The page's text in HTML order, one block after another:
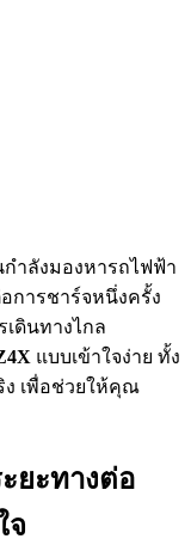
ำลังมองหารถไฟฟ้า
การชาร์จหนึ่งครั้ง
เดินทางไกล
แบบเข้าใจง่าย ทั้ง
ง เพื่อช่วยให้คุณ
ยะทางต่อ
จ